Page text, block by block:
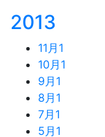
2013
11月 1
10月 1
9月 1
8月 1
7月 1
5月 1